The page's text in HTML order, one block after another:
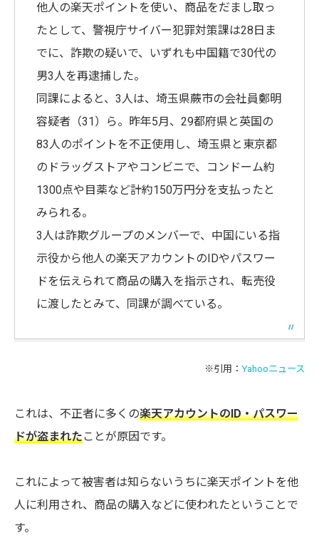
他人の楽天ポイントを使い、商品をだまし取っ
たとして、警視庁サイバー犯罪対策課は28日ま
でに、詐欺の疑いで、いずれも中国籍で30代の
男3人を再逮捕した。
同課によると、3人は、埼玉県蕨市の会社員鄭明
容疑者（31）ら。昨年5月、29都府県と英国の
83人のポイントを不正使用し、埼玉県と東京都
のドラッグストアやコンビニで、コンドーム約
1300点や目薬など計約150万円分を支払ったと
みられる。
3人は詐欺グループのメンバーで、中国にいる指
示役から他人の楽天アカウントのIDやパスワー
ドを伝えられて商品の購入を指示され、転売役
に渡したとみて、同課が調べている。
※引用： Yahooニュース
これは、不正者に多くの楽天アカウントのID・パスワー
ドが盗まれたことが原因です。
これによって被害者は知らないうちに楽天ポイントを他
人に利用され、商品の購入などに使われたということで
す。